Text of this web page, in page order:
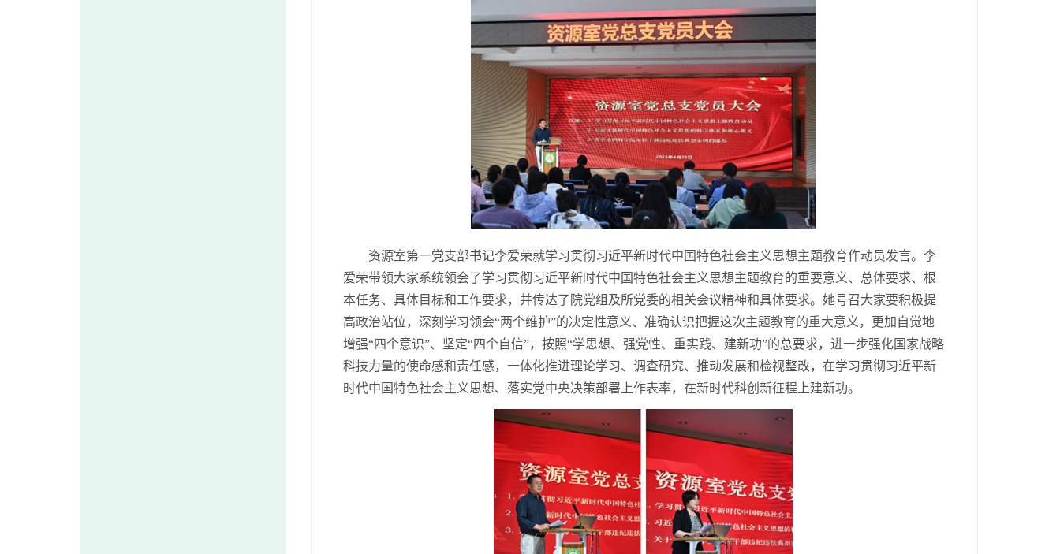
资源室第一党支部书记李爱荣就学习贯彻习近平新时代中国特色社会主义思想主题教育作动员发言。李
爱荣带领大家系统领会了学习贯彻习近平新时代中国特色社会主义思想主题教育的重要意义、总体要求、根
本任务、具体目标和工作要求，并传达了院党组及所党委的相关会议精神和具体要求。她号召大家要积极提
高政治站位，深刻学习领会“两个维护”的决定性意义、准确认识把握这次主题教育的重大意义，更加自觉地
增强“四个意识”、坚定“四个自信”，按照“学思想、强党性、重实践、建新功”的总要求，进一步强化国家战略
科技力量的使命感和责任感，一体化推进理论学习、调查研究、推动发展和检视整改， 在学习贯彻习近平新
时代中国特色社会主义思想、落实党中央决策部署上作表率，在新时代科创新征程上建新功。